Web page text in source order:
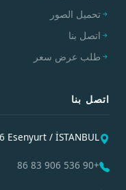
تحميل الصور
اتصل بنا
طلب عرض سعر
اتصل بنا
Esenyurt / İSTANBUL
+90 536 906 83 86